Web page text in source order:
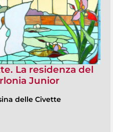
La residenza del
Junior
delle Civette